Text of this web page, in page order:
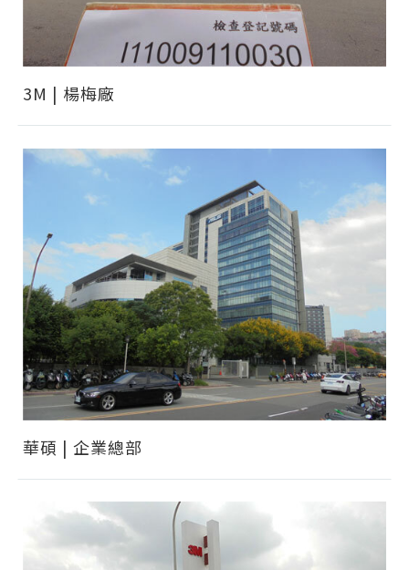
3M | 楊梅廠
華碩 | 企業總部